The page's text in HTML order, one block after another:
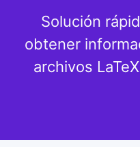
Solución
obtener
archivos